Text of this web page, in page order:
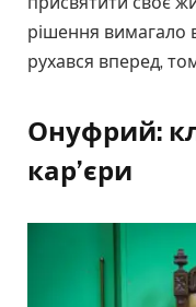
рішення вимагало
рухався вперед,
Онуфрий:
кар’єри